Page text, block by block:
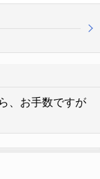
、お手数ですが